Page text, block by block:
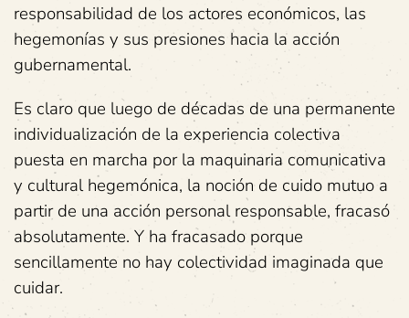
responsabilidad de los actores económicos, las
hegemonías y sus presiones hacia la acción
gubernamental.
Es claro que luego de décadas de una permanente
individualización de la experiencia colectiva
puesta en marcha por la maquinaria comunicativa
y cultural hegemónica, la noción de cuido mutuo a
partir de una acción personal responsable, fracasó
absolutamente. Y ha fracasado porque
sencillamente no hay colectividad imaginada que
cuidar.